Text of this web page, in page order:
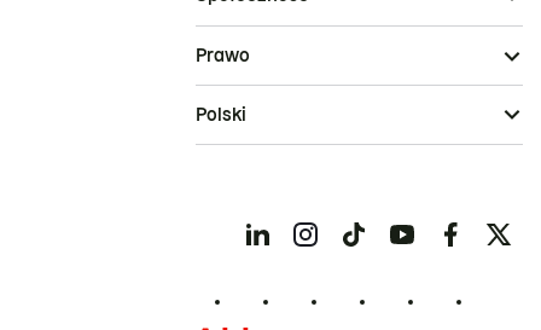
Prawo
Polski